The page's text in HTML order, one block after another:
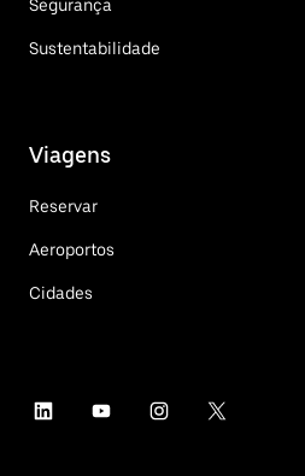
Segurança
Sustentabilidade
Viagens
Reservar
Aeroportos
Cidades